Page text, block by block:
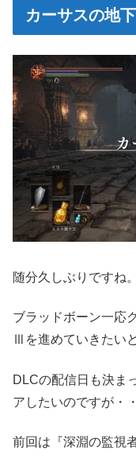
カーサスの地
随分久しぶりですね。
ブラッドボーン一応
Ⅲを進めていきたい
DLCの配信日も決ま
アしたいのですが・
前回は『深淵の監視